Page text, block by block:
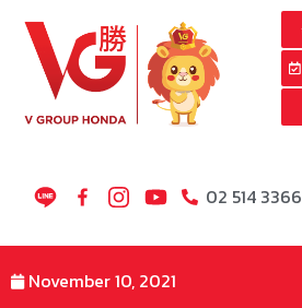
02 514 3366
November 10, 2021